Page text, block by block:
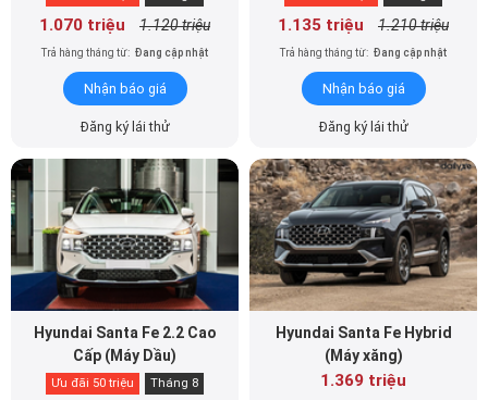
1.070 triệu 1.120 triệu
Trả hàng tháng từ: Đang cập nhật
Nhận báo giá
Đăng ký lái thử
1.135 triệu 1.210 triệu
Trả hàng tháng từ: Đang cập nhật
Nhận báo giá
Đăng ký lái thử
Hyundai Santa Fe 2.2 Cao
Cấp (Máy Dầu)
Ưu đãi 50 triệu Tháng 8
Hyundai Santa Fe Hybrid
(Máy xăng)
1.369 triệu